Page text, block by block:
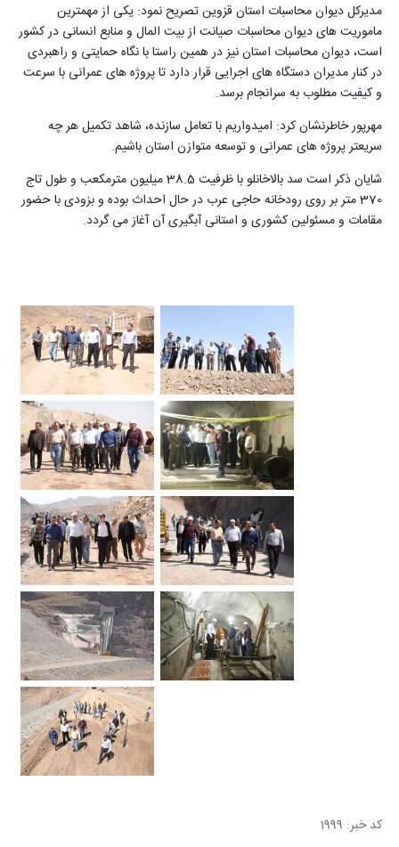
مدیرکل دیوان محاسبات استان قزوین تصریح نمود: یکی از مهمترین
ماموریت های دیوان محاسبات صیانت از بیت المال و منابع انسانی در کشور
است، دیوان محاسبات استان نیز در همین راستا با نگاه حمایتی و راهبردی
در کنار مدیران دستگاه های اجرایی قرار دارد تا پروژه های عمرانی با سرعت
و کیفیت مطلوب به سرانجام برسد.
مهرپور خاطرنشان کرد: امیدواریم با تعامل سازنده، شاهد تکمیل هر چه
سریعتر پروژه های عمرانی و توسعه متوازن استان باشیم.
شایان ذکر است سد بالاخانلو با ظرفیت 38.5 میلیون مترمکعب و طول تاج
370 متر بر روی رودخانه حاجی عرب در حال احداث بوده و بزودی با حضور
مقامات و مسئولین کشوری و استانی آبگیری آن آغاز می گردد.
کد خبر: 1999